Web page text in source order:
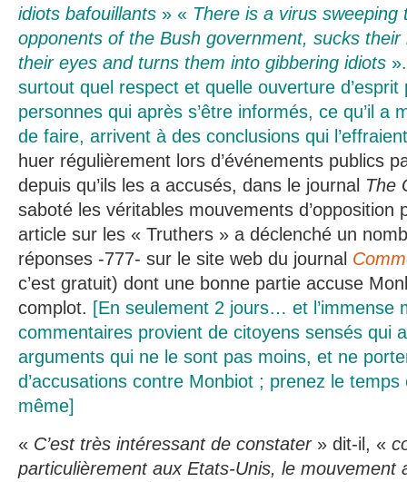
idiots bafouillants » « There is a virus
opponents of the Bush government, sucks
their eyes and turns them into gibbering idiots
surtout quel respect et quelle ouverture
personnes qui après s’être informés, ce qu’il a
de faire, arrivent à des conclusions qui
huer régulièrement lors d’événements publics
depuis qu’ils les a accusés, dans le journal The
saboté les véritables mouvements d’opposition
article sur les « Truthers » a déclenché un
réponses -777- sur le site web du journal
c’est gratuit) dont une bonne partie accuse
complot. [En seulement 2 jours… et l’immense
commentaires provient de citoyens sensés qui
arguments qui ne le sont pas moins, et ne
d’accusations contre Monbiot ; prenez le
même]
« C’est très intéressant de constater» dit-il, «
particulièrement aux Etats-Unis, le mouvement